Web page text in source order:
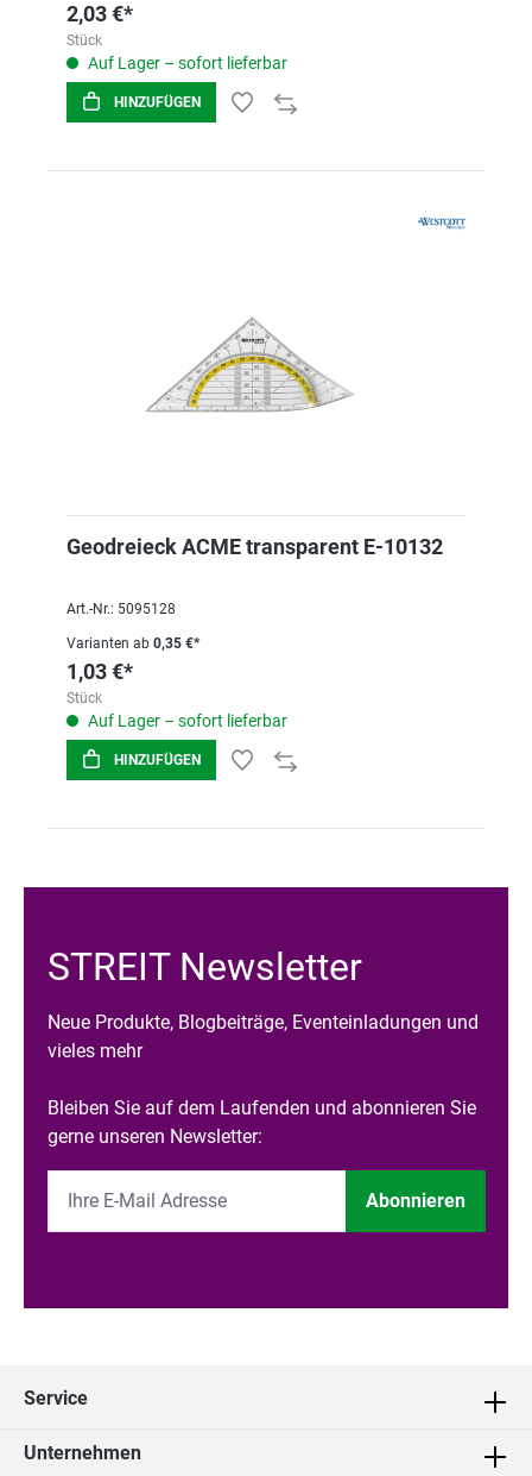
2,03 €*
Stück
Auf Lager – sofort lieferbar
HINZUFÜGEN
Geodreieck ACME transparent E-10132
Art.-Nr.: 5095128
Varianten ab 0,35 €*
1,03 €*
Stück
Auf Lager – sofort lieferbar
HINZUFÜGEN
STREIT Newsletter
Neue Produkte, Blogbeiträge, Eventeinladungen und
vieles mehr
Bleiben Sie auf dem Laufenden und abonnieren Sie
gerne unseren Newsletter:
Abonnieren
Service
Unternehmen